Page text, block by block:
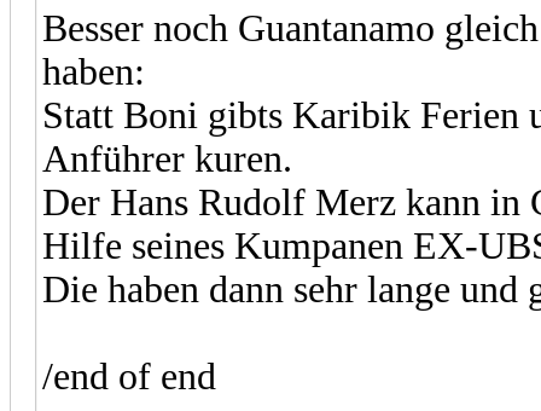
Besser noch Guantanamo
haben:
Statt Boni gibts Karibik Ferien
Anführer kuren.
Der Hans Rudolf Merz kann in
Hilfe seines Kumpanen EX-
Die haben dann sehr lange
/end of end